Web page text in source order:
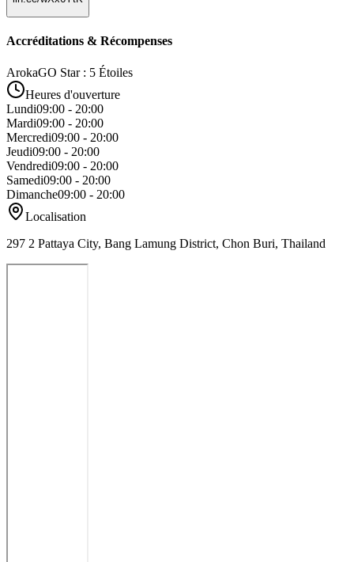
Accréditations & Récompenses
ArokaGO Star : 5 Étoiles
Heures d'ouverture
Lundi09:00 - 20:00
Mardi09:00 - 20:00
Mercredi09:00 - 20:00
Jeudi09:00 - 20:00
Vendredi09:00 - 20:00
Samedi09:00 - 20:00
Dimanche09:00 - 20:00
Localisation
297 2 Pattaya City, Bang Lamung District, Chon Buri, Thailand